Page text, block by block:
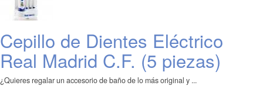
Cepillo de Dientes Eléctrico
Real Madrid C.F. (5 piezas)
¿Quieres regalar un accesorio de baño de lo más original y ...